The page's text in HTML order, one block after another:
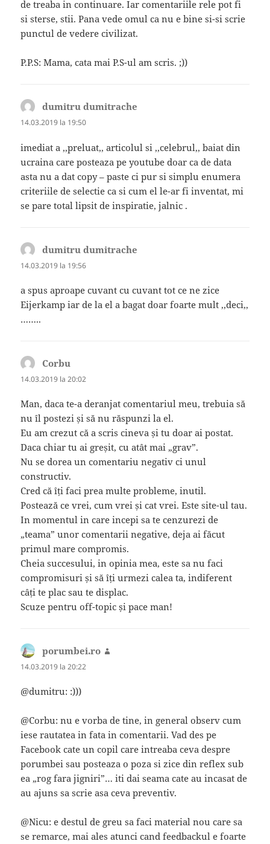
de treaba in continuare. Iar comentariile rele pot fi
si sterse, stii. Pana vede omul ca nu e bine si-si scrie
punctul de vedere civilizat.
P.P.S: Mama, cata mai P.S-ul am scris. ;))
dumitru dumitrache
14.03.2019 la 19:50
imediat a ,,preluat,, articolul si ,,celebrul,, baiat din
ucraina care posteaza pe youtube doar ca de data
asta nu a dat copy – paste ci pur si simplu enumera
criteriile de selectie ca si cum el le-ar fi inventat, mi
se pare total lipsit de inspiratie, jalnic .
dumitru dumitrache
14.03.2019 la 19:56
a spus aproape cuvant cu cuvant tot ce ne zice
Eijerkamp iar de la el a bagat doar foarte mult ,,deci,,
……..
Corbu
14.03.2019 la 20:02
Man, daca te-a deranjat comentariul meu, trebuia să
nu îl postezi și să nu răspunzi la el.
Eu am crezut că a scris cineva și tu doar ai postat.
Daca chiar tu ai greșit, cu atât mai „grav”.
Nu se dorea un comentariu negativ ci unul
constructiv.
Cred că îți faci prea multe probleme, inutil.
Postează ce vrei, cum vrei și cat vrei. Este site-ul tau.
In momentul in care incepi sa te cenzurezi de
„teama” unor comentarii negative, deja ai făcut
primul mare compromis.
Cheia succesului, in opinia mea, este sa nu faci
compromisuri și să îți urmezi calea ta, indiferent
câți te plac sau te displac.
Scuze pentru off-topic și pace man!
porumbei.ro
14.03.2019 la 20:22
@dumitru: :)))
@Corbu: nu e vorba de tine, in general observ cum
iese rautatea in fata in comentarii. Vad des pe
Facebook cate un copil care intreaba ceva despre
porumbei sau posteaza o poza si zice din reflex sub
ea „rog fara jigniri”… iti dai seama cate au incasat de
au ajuns sa scrie asa ceva preventiv.
@Nicu: e destul de greu sa faci material nou care sa
se remarce, mai ales atunci cand feedbackul e foarte